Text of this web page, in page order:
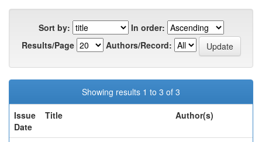
Sort by:
In order:
Results/Page
Authors/Record:
Showing results 1 to 3 of 3
Issue
Date
Title Author(s)